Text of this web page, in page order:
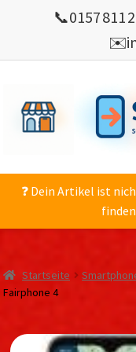
📞0157 811
✉️
springen
springen
Mein Konto
Gebrauchte Elektronik
Wie’s geht ?
❓ Dein Artikel ist
Startseite
Fairphone 4